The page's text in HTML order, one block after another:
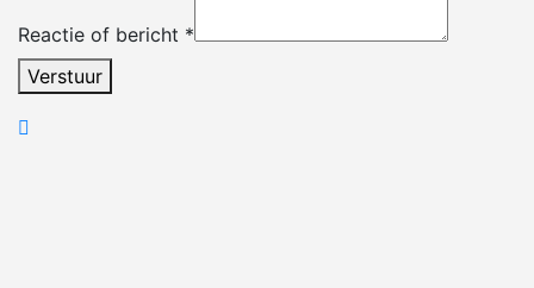
Reactie of bericht *
Verstuur